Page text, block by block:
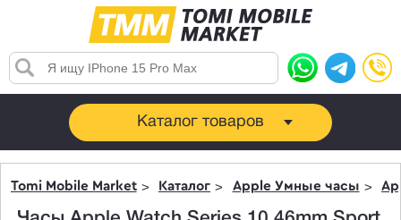
Каталог товаров
Tomi Mobile Market Каталог Apple Умные часы